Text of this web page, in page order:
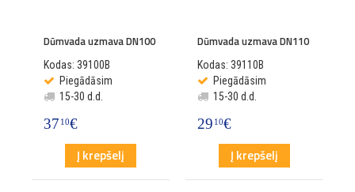
Dūmvada uzmava DN100
Kodas: 39100B
Piegādāsim
15-30 d.d.
37 10€
Į krepšelį
Dūmvada uzmava DN110
Kodas: 39110B
Piegādāsim
15-30 d.d.
29 10€
Į krepšelį